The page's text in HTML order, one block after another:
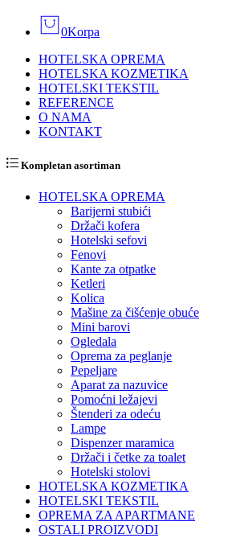
0Korpa
HOTELSKA OPREMA
HOTELSKA KOZMETIKA
HOTELSKI TEKSTIL
REFERENCE
O NAMA
KONTAKT
Kompletan asortiman
HOTELSKA OPREMA
Barijerni stubići
Držači kofera
Hotelski sefovi
Fenovi
Kante za otpatke
Ketleri
Kolica
Mašine za čišćenje obuće
Mini barovi
Ogledala
Oprema za peglanje
Pepeljare
Aparat za nazuvice
Pomoćni ležajevi
Štenderi za odeću
Lampe
Dispenzer maramica
Držači i četke za toalet
Hotelski stolovi
HOTELSKA KOZMETIKA
HOTELSKI TEKSTIL
OPREMA ZA APARTMANE
OSTALI PROIZVODI